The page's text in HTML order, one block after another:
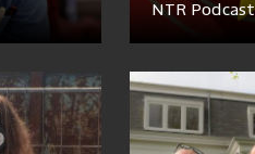
NTR